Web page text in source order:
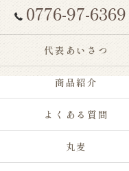
0776-97-6369
代表あいさつ
商品紹介
よくある質問
丸麦